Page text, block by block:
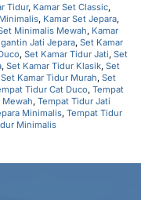
Tidur, Kamar Set Classic,
, Kamar Set Jepara,
Minimalis Mewah, Kamar
Jati Jepara, Set Kamar
, Set Kamar Tidur Jati, Set
, Set Kamar Tidur Klasik, Set
Set Kamar Tidur Murah, Set
Tidur Cat Duco, Tempat
, Tempat Tidur Jati
Minimalis, Tempat Tidur
Minimalis